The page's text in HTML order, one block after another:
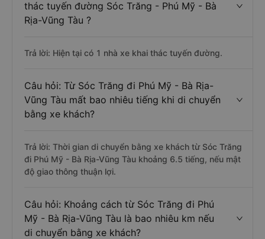
thác tuyến đường Sóc Trăng - Phú Mỹ - Bà
Rịa-Vũng Tàu ?
Trả lời: Hiện tại có 1 nhà xe khai thác tuyến đường.
Câu hỏi: Từ Sóc Trăng đi Phú Mỹ - Bà Rịa-
Vũng Tàu mất bao nhiêu tiếng khi di chuyển
bằng xe khách?
Trả lời: Thời gian di chuyển bằng xe khách từ Sóc Trăng
đi Phú Mỹ - Bà Rịa-Vũng Tàu khoảng 6.5 tiếng, nếu mật
độ giao thông thuận lợi.
Câu hỏi: Khoảng cách từ Sóc Trăng đi Phú
Mỹ - Bà Rịa-Vũng Tàu là bao nhiêu km nếu
di chuyển bằng xe khách?